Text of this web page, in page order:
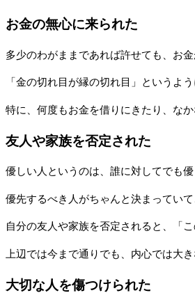
お金の無心に来られた
多少のわがままであれば許せても、お
「金の切れ目が縁の切れ目」というよ
特に、何度もお金を借りにきたり、な
友人や家族を否定された
優しい人というのは、誰に対してでも優
優先するべき人がちゃんと決まってい
自分の友人や家族を否定されると、「
上辺では今まで通りでも、内心では大
大切な人を傷つけられた